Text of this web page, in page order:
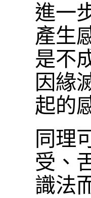
進一
產生
是不
因緣
起的
同理
受、
識法